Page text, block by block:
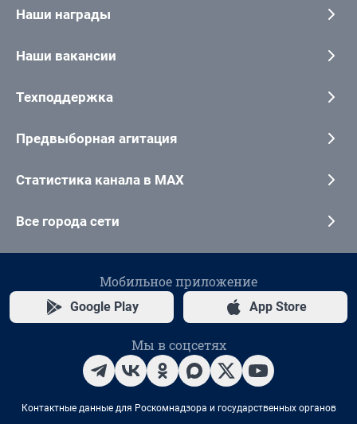
Наши награды
Наши вакансии
Техподдержка
Предвыборная агитация
Статистика канала в MAX
Все города сети
Мобильное приложение
Google Play App Store
Мы в соцсетях
Контактные данные для Роскомнадзора и государственных органов